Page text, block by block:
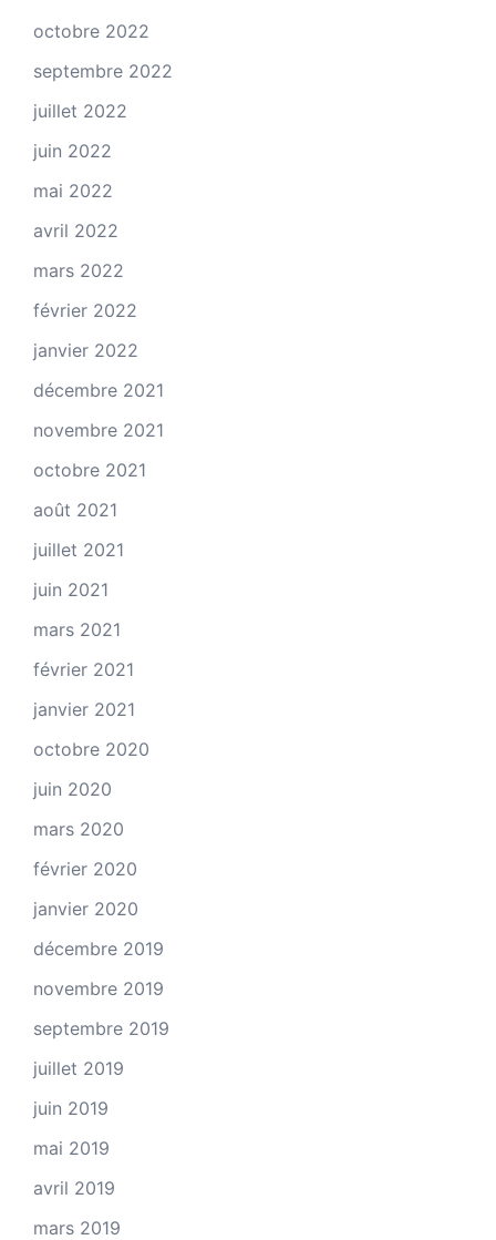
octobre 2022
septembre 2022
juillet 2022
juin 2022
mai 2022
avril 2022
mars 2022
février 2022
janvier 2022
décembre 2021
novembre 2021
octobre 2021
août 2021
juillet 2021
juin 2021
mars 2021
février 2021
janvier 2021
octobre 2020
juin 2020
mars 2020
février 2020
janvier 2020
décembre 2019
novembre 2019
septembre 2019
juillet 2019
juin 2019
mai 2019
avril 2019
mars 2019